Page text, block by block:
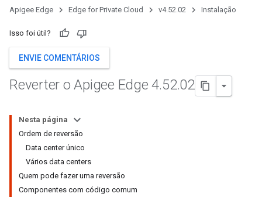
Apigee Edge Edge for Private Cloud v4.52.02 Instalação
Isso foi útil?
ENVIE COMENTÁRIOS
Reverter o Apigee Edge 4.52.02
Nesta página
Ordem de reversão
Data center único
Vários data centers
Quem pode fazer uma reversão
Componentes com código comum